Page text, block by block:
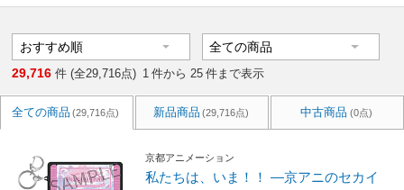
29,716 件 (全29,716点) 1 件から 25 件まで表示
全ての商品 (29,716点) 新品商品 (29,716点) 中古商品 (0点)
京都アニメーション
私たちは、いま！！ ―京アニのセカイ